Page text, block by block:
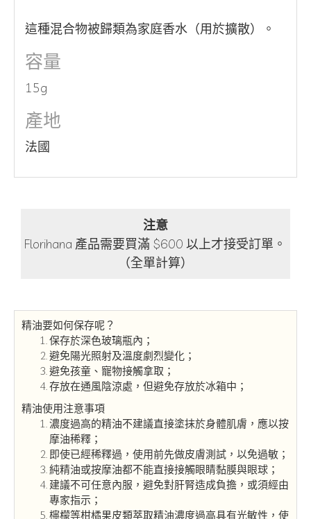
精油要如何保存呢？
保存於深色玻璃瓶內；
避免陽光照射及溫度劇烈變化；
避免孩童、寵物接觸拿取；
存放在通風陰涼處，但避免存放於冰箱中；
精油使用注意事項
濃度過高的精油不建議直接塗抹於身體肌膚，應以按
摩油稀釋；
即使已經稀釋過，使用前先做皮膚測試，以免過敏；
純精油或按摩油都不能直接接觸眼睛黏膜與眼球；
建議不可任意內服，避免對肝腎造成負擔，或須經由
專家指示；
檸檬等柑橘果皮類萃取精油濃度過高具有光敏性，使
注意
Florihana 產品需要買滿 $600 以上才接受訂單。
（全單計算）
這種混合物被歸類為家庭香水（用於擴散）。
容量
15g
產地
法國